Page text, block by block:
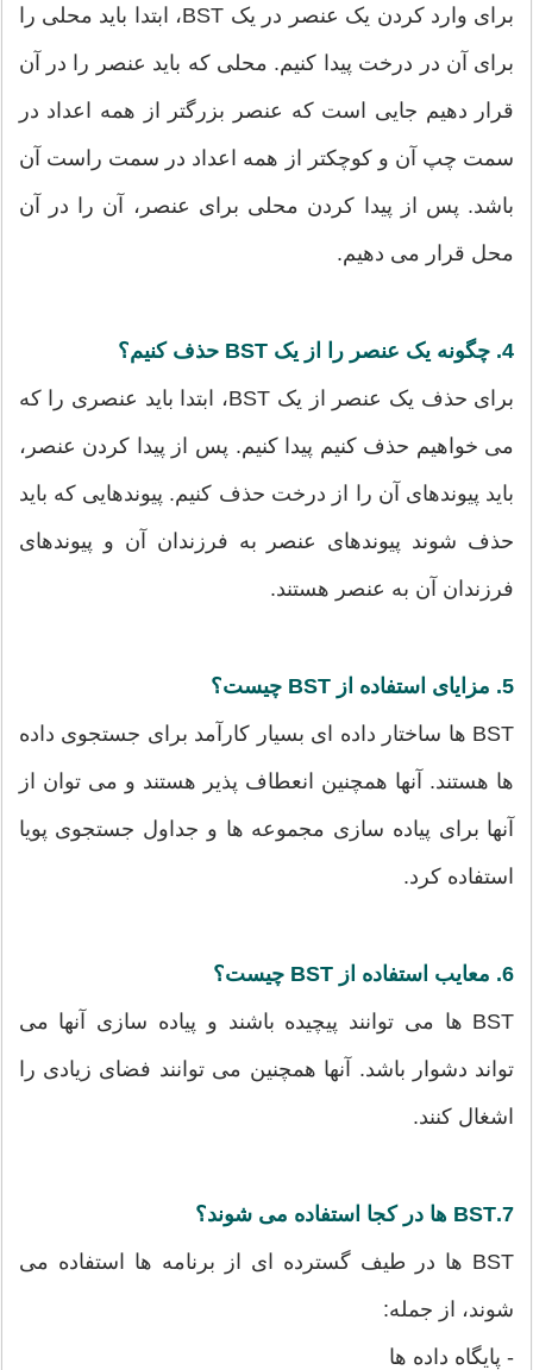
برای وارد کردن یک عنصر در یک BST، ابتدا باید محلی را
برای آن در درخت پیدا کنیم. محلی که باید عنصر را در آن
قرار دهیم جایی است که عنصر بزرگتر از همه اعداد در
سمت چپ آن و کوچکتر از همه اعداد در سمت راست آن
باشد. پس از پیدا کردن محلی برای عنصر، آن را در آن
محل قرار می دهیم.
4. چگونه یک عنصر را از یک BST حذف کنیم؟
برای حذف یک عنصر از یک BST، ابتدا باید عنصری را که
می خواهیم حذف کنیم پیدا کنیم. پس از پیدا کردن عنصر،
باید پیوندهای آن را از درخت حذف کنیم. پیوندهایی که باید
حذف شوند پیوندهای عنصر به فرزندان آن و پیوندهای
فرزندان آن به عنصر هستند.
5. مزایای استفاده از BST چیست؟
BST ها ساختار داده ای بسیار کارآمد برای جستجوی داده
ها هستند. آنها همچنین انعطاف پذیر هستند و می توان از
آنها برای پیاده سازی مجموعه ها و جداول جستجوی پویا
استفاده کرد.
6. معایب استفاده از BST چیست؟
BST ها می توانند پیچیده باشند و پیاده سازی آنها می
تواند دشوار باشد. آنها همچنین می توانند فضای زیادی را
اشغال کنند.
7.BST ها در کجا استفاده می شوند؟
BST ها در طیف گسترده ای از برنامه ها استفاده می
شوند، از جمله:
- پایگاه داده ها